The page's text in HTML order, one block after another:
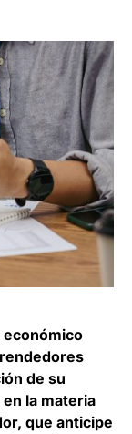
económico
de su
la materia
que anticipe